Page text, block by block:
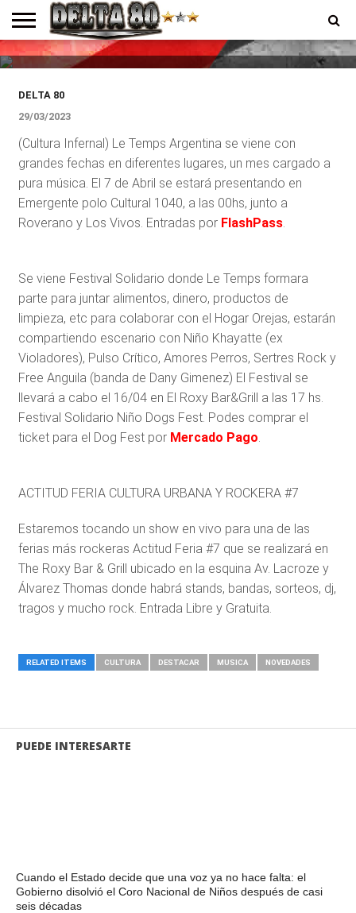
ENTREVISTAS
PREMIOS
PRODUCCIONES
PROGRAMACION
CONTACTO
HOMEPAGE
CULTURA
Le Temps explota Abril
DELTA 80
29/03/2023
(Cultura Infernal) Le Temps Argentina se viene con
grandes fechas en diferentes lugares, un mes cargado a
pura música. El 7 de Abril se estará presentando en
Emergente polo Cultural 1040, a las 00hs, junto a
Roverano y Los Vivos. Entradas por FlashPass.
Se viene Festival Solidario donde Le Temps formara
parte para juntar alimentos, dinero, productos de
limpieza, etc para colaborar con el Hogar Orejas, estarán
compartiendo escenario con Niño Khayatte (ex
Violadores), Pulso Crítico, Amores Perros, Sertres Rock y
Free Anguila (banda de Dany Gimenez) El Festival se
llevará a cabo el 16/04 en El Roxy Bar&Grill a las 17 hs.
Festival Solidario Niño Dogs Fest. Podes comprar el
ticket para el Dog Fest por Mercado Pago.
ACTITUD FERIA CULTURA URBANA Y ROCKERA #7
Estaremos tocando un show en vivo para una de las
ferias más rockeras Actitud Feria #7 que se realizará en
The Roxy Bar & Grill ubicado en la esquina Av. Lacroze y
Álvarez Thomas donde habrá stands, bandas, sorteos, dj,
tragos y mucho rock. Entrada Libre y Gratuita.
RELATED ITEMS CULTURA DESTACAR MUSICA NOVEDADES
PUEDE INTERESARTE
Cuando el Estado decide que una voz ya no hace falta: el
Gobierno disolvió el Coro Nacional de Niños después de casi
seis décadas